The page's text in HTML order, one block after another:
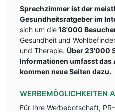
Sprechzimmer ist der
Gesundheitsratgeber im
sich um die 18'000
Gesundheit und
und Therapie. Über 23'000
Informationen umfasst das
kommen neue Seiten dazu.
WERBEMÖGLICHKEITEN
Für Ihre Werbebotschaft,